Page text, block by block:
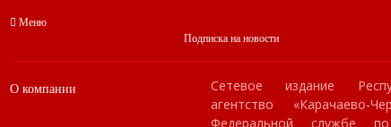
Меню
Подписка на новости
О компании
Сетевое издание
агентство «Карачаево-
Федеральной службе